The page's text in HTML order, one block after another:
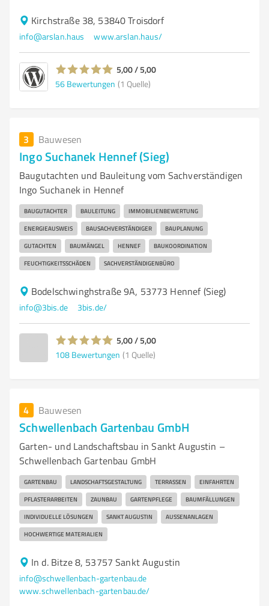
Kirchstraße 38, 53840 Troisdorf
info@arslan.haus www.arslan.haus/
5,00 / 5,00
56 Bewertungen (1 Quelle)
3 Bauwesen
Ingo Suchanek Hennef (Sieg)
Baugutachten und Bauleitung vom Sachverständigen
Ingo Suchanek in Hennef
BAUGUTACHTER BAULEITUNG IMMOBILIENBEWERTUNG
ENERGIEAUSWEIS BAUSACHVERSTÄNDIGER BAUPLANUNG
GUTACHTEN BAUMÄNGEL HENNEF BAUKOORDINATION
FEUCHTIGKEITSSCHÄDEN SACHVERSTÄNDIGENBÜRO
Bodelschwinghstraße 9A, 53773 Hennef (Sieg)
info@3bis.de 3bis.de/
5,00 / 5,00
108 Bewertungen (1 Quelle)
4 Bauwesen
Schwellenbach Gartenbau GmbH
Garten- und Landschaftsbau in Sankt Augustin –
Schwellenbach Gartenbau GmbH
GARTENBAU LANDSCHAFTSGESTALTUNG TERRASSEN EINFAHRTEN
PFLASTERARBEITEN ZAUNBAU GARTENPFLEGE BAUMFÄLLUNGEN
INDIVIDUELLE LÖSUNGEN SANKT AUGUSTIN AUSSENANLAGEN
HOCHWERTIGE MATERIALIEN
In d. Bitze 8, 53757 Sankt Augustin
info@schwellenbach-gartenbau.de
www.schwellenbach-gartenbau.de/